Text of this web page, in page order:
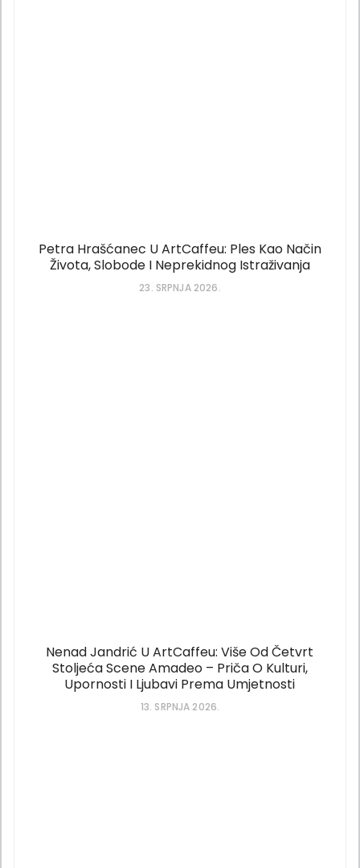
Petra Hrašćanec U ArtCaffeu: Ples Kao Način
Života, Slobode I Neprekidnog Istraživanja
23. SRPNJA 2026.
Nenad Jandrić U ArtCaffeu: Više Od Četvrt
Stoljeća Scene Amadeo – Priča O Kulturi,
Upornosti I Ljubavi Prema Umjetnosti
13. SRPNJA 2026.